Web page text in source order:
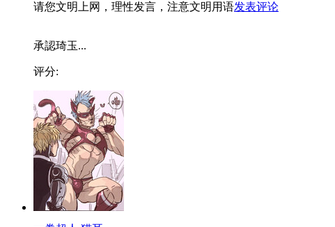
请您文明上网，理性发言，注意文明用语发表评论
承認琦玉...
评分: